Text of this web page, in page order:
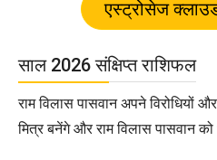
साल 2026 संक्षिप्त राशिफल
राम विलास पासवान अपने विरोधियों
मित्र बनेंगे और राम विलास पासवान को